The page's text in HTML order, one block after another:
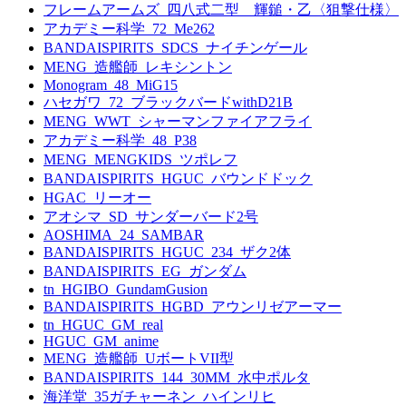
フレームアームズ_四八式二型 輝鎚・乙〈狙撃仕様〉
アカデミー科学_72_Me262
BANDAISPIRITS_SDCS_ナイチンゲール
MENG_造艦師_レキシントン
Monogram_48_MiG15
ハセガワ_72_ブラックバードwithD21B
MENG_WWT_シャーマンファイアフライ
アカデミー科学_48_P38
MENG_MENGKIDS_ツポレフ
BANDAISPIRITS_HGUC_バウンドドック
HGAC_リーオー
アオシマ_SD_サンダーバード2号
AOSHIMA_24_SAMBAR
BANDAISPIRITS_HGUC_234_ザク2体
BANDAISPIRITS_EG_ガンダム
tn_HGIBO_GundamGusion
BANDAISPIRITS_HGBD_アウンリゼアーマー
tn_HGUC_GM_real
HGUC_GM_anime
MENG_造艦師_UボートVII型
BANDAISPIRITS_144_30MM_水中ポルタ
海洋堂_35ガチャーネン_ハインリヒ